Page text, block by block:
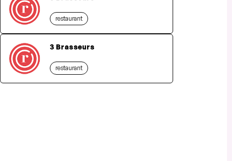
restaurant
3 Brasseurs
restaurant